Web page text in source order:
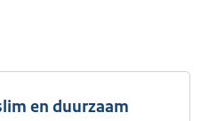
en duurzaam